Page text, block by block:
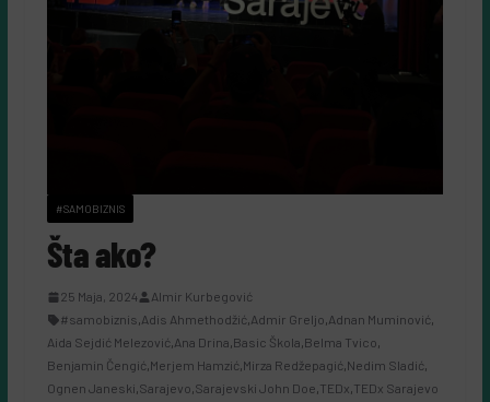
#SAMOBIZNIS
Šta ako?
25 Maja, 2024
Almir Kurbegović
#samobiznis,Adis Ahmethodžić,Admir Greljo,Adnan Muminović,
Aida Sejdić Melezović,Ana Drina,Basic Škola,Belma Tvico,
Benjamin Čengić,Merjem Hamzić,Mirza Redžepagić,Nedim Sladić,
Ognen Janeski,Sarajevo,Sarajevski John Doe,TEDx,TEDx Sarajevo